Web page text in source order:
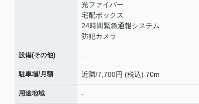
光ファイバー
宅配ボックス
24時間緊急通報システム
防犯カメラ
設備(その他) -
駐車場/月額 近隣/7,700円 (税込) 70m
用途地域 -